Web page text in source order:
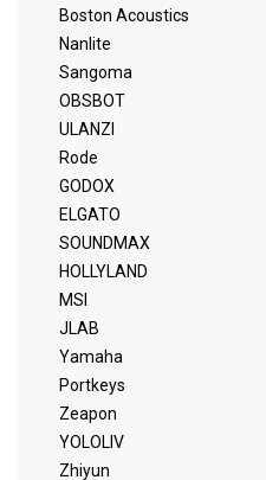
Boston Acoustics
Nanlite
Sangoma
OBSBOT
ULANZI
Rode
GODOX
ELGATO
SOUNDMAX
HOLLYLAND
MSI
JLAB
Yamaha
Portkeys
Zeapon
YOLOLIV
Zhiyun